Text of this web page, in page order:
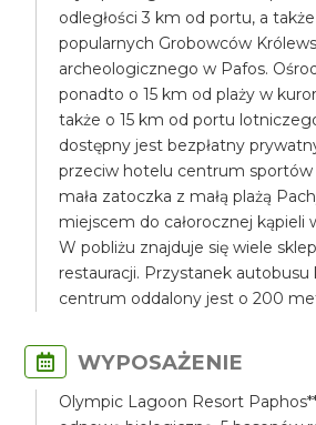
odległości 3 km od portu, a
popularnych Grobowców
archeologicznego w Pafos.
ponadto o 15 km od plaży w
także o 15 km od portu
dostępny jest bezpłatny
przeciw hotelu centrum sportów
mała zatoczka z małą plażą
miejscem do całorocznej kąpieli
W pobliżu znajduje się wiele
restauracji. Przystanek autobusu
centrum oddalony jest o 200
WYPOSAŻENIE
Olympic Lagoon Resort